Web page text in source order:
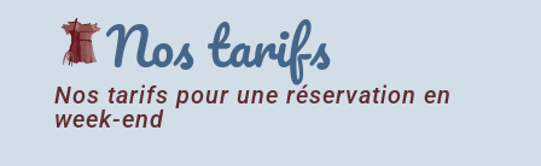
Nos tarifs
Nos tarifs pour une réservation en
week-end